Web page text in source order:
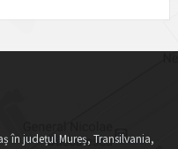
în județul Mureș, Transilvania,